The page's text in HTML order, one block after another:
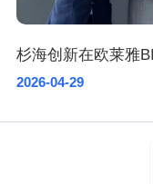
2026-04-29